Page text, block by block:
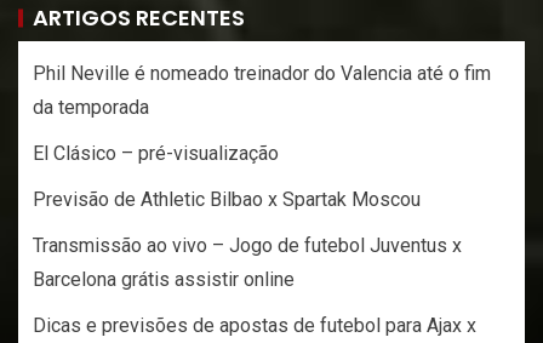
ARTIGOS RECENTES
Phil Neville é nomeado treinador do Valencia até o fim
da temporada
El Clásico – pré-visualização
Previsão de Athletic Bilbao x Spartak Moscou
Transmissão ao vivo – Jogo de futebol Juventus x
Barcelona grátis assistir online
Dicas e previsões de apostas de futebol para Ajax x